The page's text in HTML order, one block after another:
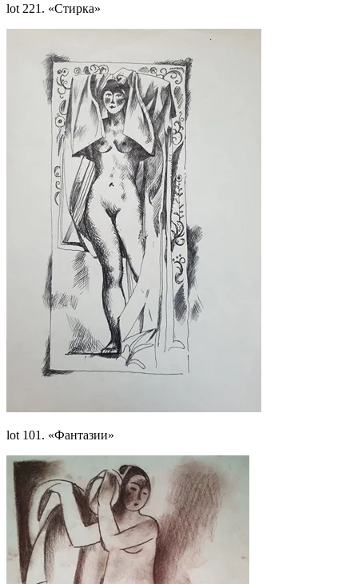
lot 221. «Стирка»
lot 101. «Фантазии»